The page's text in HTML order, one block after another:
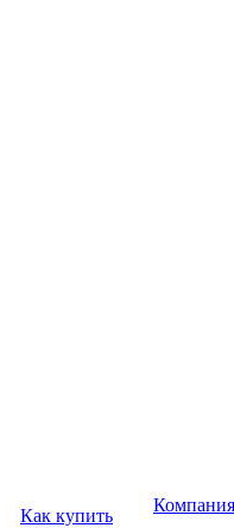
Как купить
Компания